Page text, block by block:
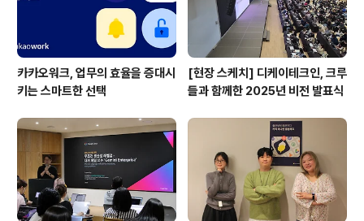
카카오워크, 업무의 효율을 증대시
키는 스마트한 선택
[현장 스케치] 디케이테크인, 크루
들과 함께한 2025년 비전 발표식